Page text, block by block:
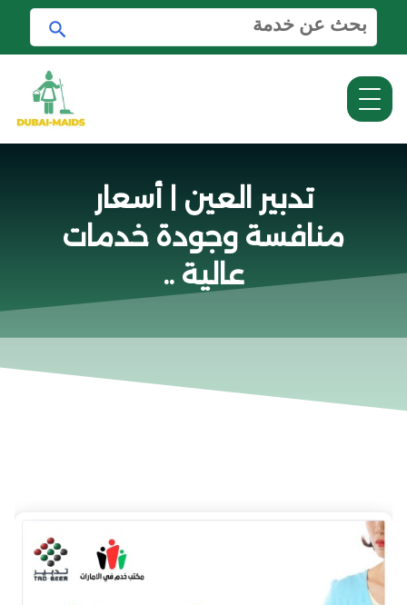
ل
ب
ح
ث
ع
ب
ح
ث
تدبير العين | أسعار
منافسة وجودة خدمات
عالية ..